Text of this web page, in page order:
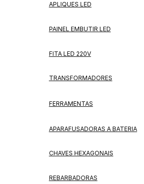
APLIQUES LED
PAINEL EMBUTIR LED
FITA LED 220V
TRANSFORMADORES
FERRAMENTAS
APARAFUSADORAS A BATERIA
CHAVES HEXAGONAIS
REBARBADORAS